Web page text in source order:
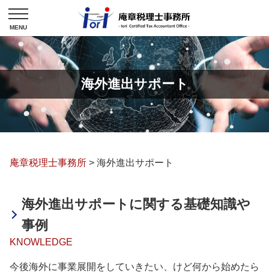
海外進出サポート
庵章税理士事務所 > 海外進出サポート
海外進出サポートに関する基礎知識や
事例
KNOWLEDGE
今後海外に事業展開をしていきたい、けど何から始めたら